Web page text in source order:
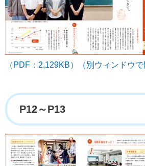
（PDF：2,129KB）（別ウィンドウで
P12～P13